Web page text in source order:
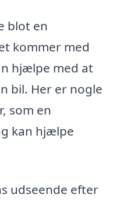
blot en
kommer med
hjælpe med at
bil. Her er nogle
som en
kan hjælpe
udseende efter